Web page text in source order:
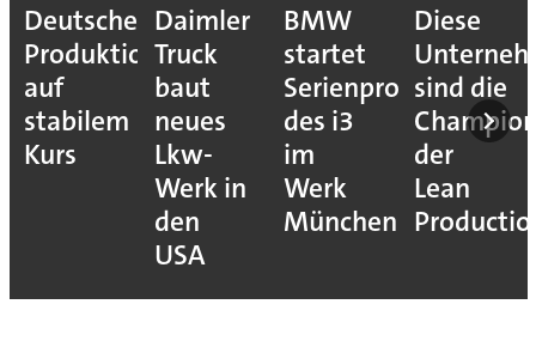
Deutsche
Produktion
auf
stabilem
Kurs
Daimler
Truck
baut
neues
Lkw-
Werk in
den
USA
BMW
startet
Serienproduktion
des i3
im
Werk
München
Diese
sind die
der
Lean